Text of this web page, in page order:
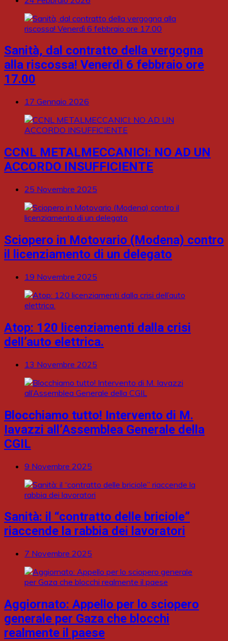
Sanità, dal contratto della vergogna
alla riscossa! Venerdì 6 febbraio ore
17.00
17 Gennaio 2026
CCNL METALMECCANICI: NO AD UN
ACCORDO INSUFFICIENTE
25 Novembre 2025
Sciopero in Motovario (Modena) contro
il licenziamento di un delegato
19 Novembre 2025
Atop: 120 licenziamenti dalla crisi
dell’auto elettrica.
13 Novembre 2025
Blocchiamo tutto! Intervento di M.
Iavazzi all’Assemblea Generale della
CGIL
9 Novembre 2025
Sanità: il “contratto delle briciole”
riaccende la rabbia dei lavoratori
7 Novembre 2025
Aggiornato: Appello per lo sciopero
generale per Gaza che blocchi
realmente il paese